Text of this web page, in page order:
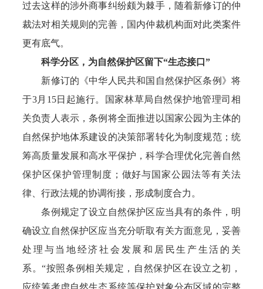
过去这样的涉外商事纠纷颇为棘手，随着新修订的仲
裁法对相关规则的完善，国内仲裁机构面对此类案件
更有底气。
科学分区，为自然保护区留下“生态接口”
新修订的《中华人民共和国自然保护区条例》将
于3月15日起施行。国家林草局自然保护地管理司相
关负责人表示，条例将全面推进以国家公园为主体的
自然保护地体系建设的决策部署转化为制度规范；统
筹高质量发展和高水平保护，科学合理优化完善自然
保护区保护管理制度；做好与国家公园法等有关法
律、行政法规的协调衔接，形成制度合力。
条例规定了设立自然保护区应当具有的条件，明
确设立自然保护区应当充分听取有关方面意见，妥善
处理与当地经济社会发展和居民生产生活的关
系。“按照条例相关规定，自然保护区在设立之初，